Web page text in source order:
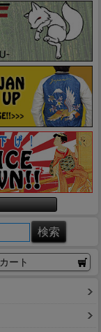
カート